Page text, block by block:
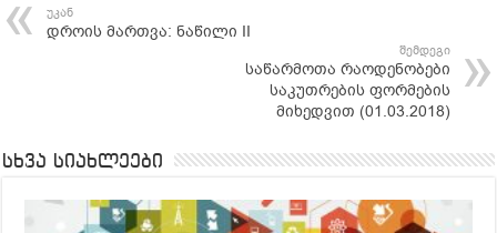
უკან
დროის მართვა: ნაწილი II
შემდეგი
საწარმოთა რაოდენობები
საკუთრების ფორმების
მიხედვით (01.03.2018)
სხვა სიახლეები